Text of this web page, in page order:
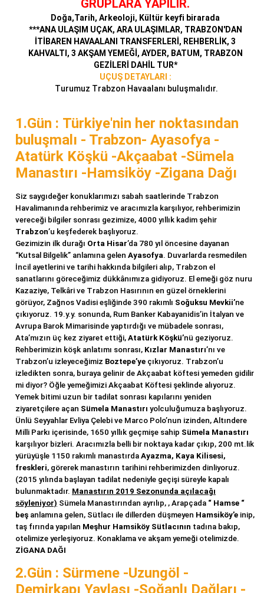
GRUPLARA YAPILIR.
Doğa,Tarih, Arkeoloji, Kültür keyfi birarada
***ANA ULAŞIM UÇAK, ARA ULAŞIMLAR, TRABZON'DAN
İTİBAREN HAVAALANI TRANSFERLERİ, REHBERLİK, 3
KAHVALTI, 3 AKŞAM YEMEĞİ, AYDER, BATUM, TRABZON
GEZİLERİ DAHİL TUR*
UÇUŞ DETAYLARI :
Turumuz Trabzon Havaalanı buluşmalıdır.
1.Gün : Türkiye'nin her noktasından
buluşmalı - Trabzon- Ayasofya -
Atatürk Köşkü -Akçaabat -Sümela
Manastırı -Hamsiköy -Zigana Dağı
Siz saygıdeğer konuklarımızı sabah saatlerinde Trabzon
Havalimanında rehberimiz ve aracımızla karşılıyor, rehberimizin
vereceği bilgiler sonrası gezimize, 4000 yıllık kadim şehir
Trabzon’u keşfederek başlıyoruz.
Gezimizin ilk durağı Orta Hisar’da 780 yıl öncesine dayanan
“Kutsal Bilgelik” anlamına gelen Ayasofya. Duvarlarda resmedilen
İncil ayetlerini ve tarihi hakkında bilgileri alıp, Trabzon el
sanatlarını göreceğimiz dükkânımıza gidiyoruz. El emeği göz nuru
Kazaziye, Telkâri ve Trabzon Hasırının en güzel örneklerini
görüyor, Zağnos Vadisi eşliğinde 390 rakımlı Soğuksu Mevkii’ne
çıkıyoruz. 19.y.y. sonunda, Rum Banker Kabayanidis’in İtalyan ve
Avrupa Barok Mimarisinde yaptırdığı ve mübadele sonrası,
Ata’mızın üç kez ziyaret ettiği, Atatürk Köşkü’nü geziyoruz.
Rehberimizin köşk anlatımı sonrası, Kızlar Manastırı’nı ve
Trabzon’u izleyeceğimiz Boztepe’ye çıkıyoruz. Trabzon’u
izledikten sonra, buraya gelinir de Akçaabat köftesi yemeden gidilir
mi diyor? Öğle yemeğimizi Akçaabat Köftesi şeklinde alıyoruz.
Yemek bitimi uzun bir tadilat sonrası kapılarını yeniden
ziyaretçilere açan Sümela Manastırı yolculuğumuza başlıyoruz.
Ünlü Seyyahlar Evliya Çelebi ve Marco Polo’nun izinden, Altındere
Milli Parkı içerisinde, 1650 yıllık geçmişe sahip Sümela Manastırı
karşılıyor bizleri. Aracımızla belli bir noktaya kadar çıkıp, 200 mt.lik
yürüyüşle 1150 rakımlı manastırda Ayazma, Kaya Kilisesi,
freskleri, görerek manastırın tarihini rehberimizden dinliyoruz.
(2015 yılında başlayan tadilat nedeniyle geçişi süreyle kapalı
bulunmaktadır. Manastırın 2019 Sezonunda açılacağı
söyleniyor) Sümela Manastırından ayrılıp, , Arapçada “ Hamse “
beş anlamına gelen, Sütlacı ile dillerden düşmeyen Hamsiköy’e inip,
taş fırında yapılan Meşhur Hamsiköy Sütlacının tadına bakıp,
otelimize yerleşiyoruz. Konaklama ve akşam yemeği otelimizde.
ZİGANA DAĞI
2.Gün : Sürmene -Uzungöl -
Demirkapı Yaylası -Soğanlı Dağları -